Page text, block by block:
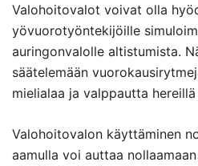
Valohoitovalot voivat olla
yövuorotyöntekijöille
auringonvalolle altistumista.
säätelemään
mielialaa ja valppautta hereillä
Valohoitovalon käyttäminen
aamulla voi auttaa